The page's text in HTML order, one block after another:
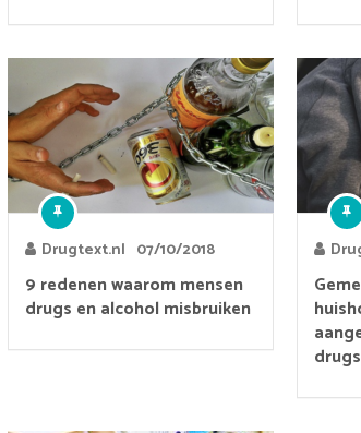
Drugtext.nl 07/10/2018
9 redenen waarom mensen
drugs en alcohol misbruiken